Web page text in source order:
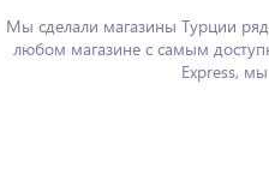
Мы сделали магазины Турции
любом магазине с самым
Express,